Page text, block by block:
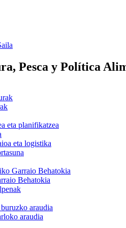
Pesca y Política
eta planifikatzea
eta logistika
Garraio Behatokia
Behatokia
araudia
araudia